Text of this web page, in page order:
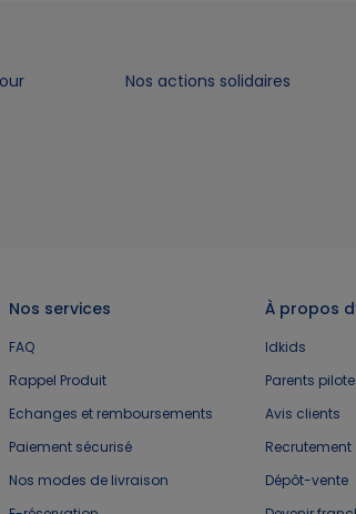
Nos actions solidaires
Nos services
FAQ
Rappel Produit
Echanges et remboursements
Paiement sécurisé
Nos modes de livraison
À propos
Idkids
Parents
Avis clients
Recrutement
Dépôt-vente